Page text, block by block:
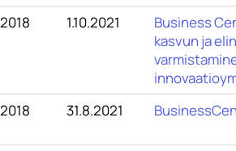
1.10.2021
Business
kasvun ja
31.8.2021